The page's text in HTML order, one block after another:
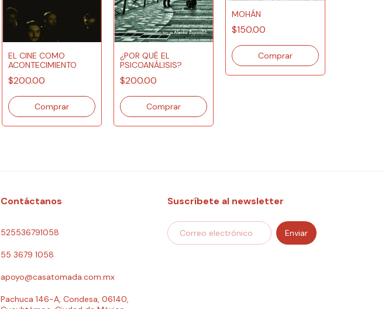
EL CINE COMO
ACONTECIMIENTO
$200.00
¿POR QUÉ EL
PSICOANÁLISIS?
$200.00
MOHÁN
$150.00
Contáctanos
525536791058
55 3679 1058
apoyo@casatomada.com.mx
Pachuca 146-A, Condesa, 06140,
Suscríbete al newsletter